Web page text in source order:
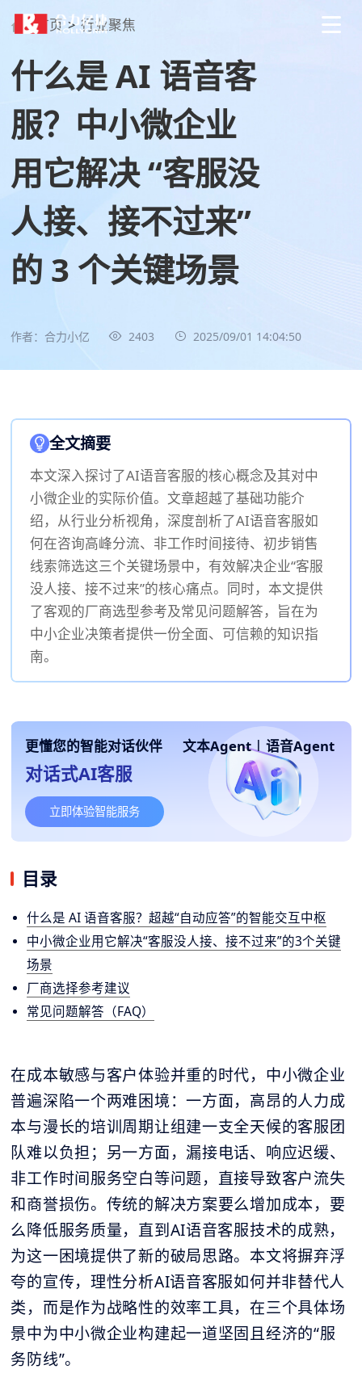
首页 > 行业聚焦
什么是 AI 语音客
服？中小微企业
用它解决 “客服没
人接、接不过来”
的 3 个关键场景
作者：合力小亿 2403 2025/09/01 14:04:50
全文摘要
本文深入探讨了AI语音客服的核心概念及其对中
小微企业的实际价值。文章超越了基础功能介
绍，从行业分析视角，深度剖析了AI语音客服如
何在咨询高峰分流、非工作时间接待、初步销售
线索筛选这三个关键场景中，有效解决企业“客服
没人接、接不过来”的核心痛点。同时，本文提供
了客观的厂商选型参考及常见问题解答，旨在为
中小企业决策者提供一份全面、可信赖的知识指
南。
更懂您的智能对话伙伴 文本Agent | 语音Agent
对话式AI客服
立即体验智能服务
目录
什么是 AI 语音客服？超越“自动应答”的智能交互中枢
中小微企业用它解决“客服没人接、接不过来”的3个关键
场景
厂商选择参考建议
常见问题解答（FAQ）
在成本敏感与客户体验并重的时代，中小微企业
普遍深陷一个两难困境：一方面，高昂的人力成
本与漫长的培训周期让组建一支全天候的客服团
队难以负担；另一方面，漏接电话、响应迟缓、
非工作时间服务空白等问题，直接导致客户流失
和商誉损伤。传统的解决方案要么增加成本，要
么降低服务质量，直到AI语音客服技术的成熟，
为这一困境提供了新的破局思路。本文将摒弃浮
夸的宣传，理性分析AI语音客服如何并非替代人
类，而是作为战略性的效率工具，在三个具体场
景中为中小微企业构建起一道坚固且经济的“服
务防线”。